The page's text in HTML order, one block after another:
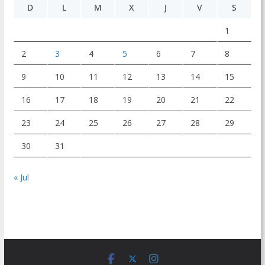
D L M X J V S
1
2 3 4 5 6 7 8
9 10 11 12 13 14 15
16 17 18 19 20 21 22
23 24 25 26 27 28 29
30 31
« Jul